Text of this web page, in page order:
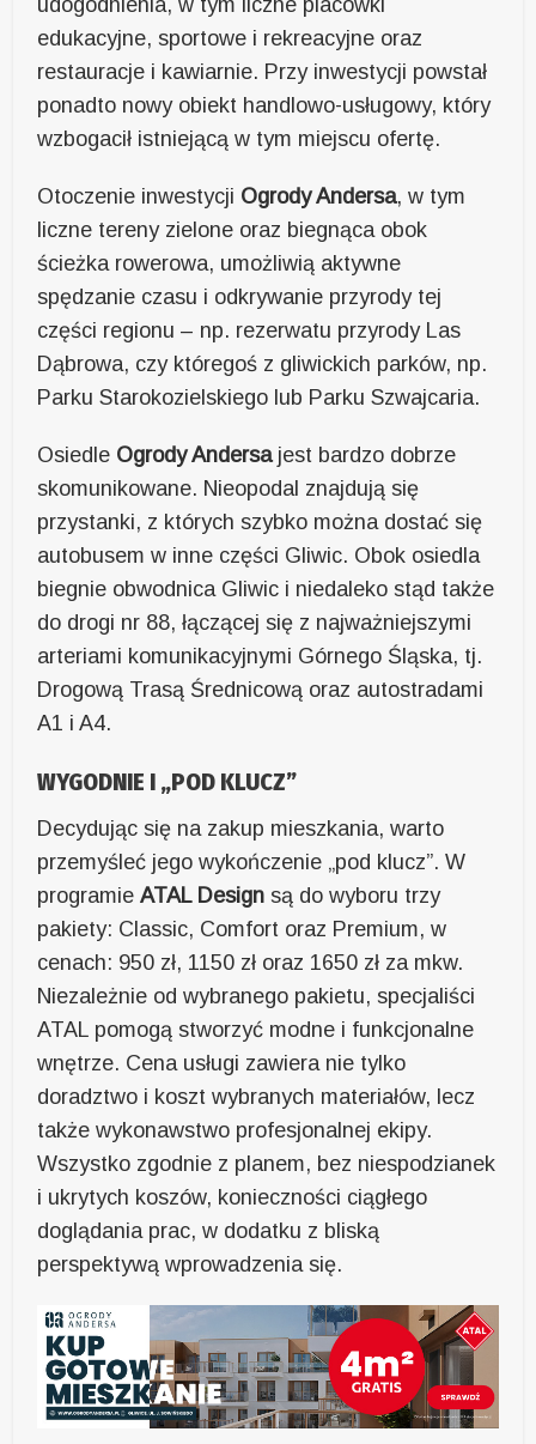
udogodnienia, w tym liczne placówki
edukacyjne, sportowe i rekreacyjne oraz
restauracje i kawiarnie. Przy inwestycji powstał
ponadto nowy obiekt handlowo-usługowy, który
wzbogacił istniejącą w tym miejscu ofertę.
Otoczenie inwestycji Ogrody Andersa, w tym
liczne tereny zielone oraz biegnąca obok
ścieżka rowerowa, umożliwią aktywne
spędzanie czasu i odkrywanie przyrody tej
części regionu – np. rezerwatu przyrody Las
Dąbrowa, czy któregoś z gliwickich parków, np.
Parku Starokozielskiego lub Parku Szwajcaria.
Osiedle Ogrody Andersajest bardzo dobrze
skomunikowane. Nieopodal znajdują się
przystanki, z których szybko można dostać się
autobusem w inne części Gliwic. Obok osiedla
biegnie obwodnica Gliwic i niedaleko stąd także
do drogi nr 88, łączącej się z najważniejszymi
arteriami komunikacyjnymi Górnego Śląska, tj.
Drogową Trasą Średnicową oraz autostradami
A1 i A4.
WYGODNIE I „POD KLUCZ”
Decydując się na zakup mieszkania, warto
przemyśleć jego wykończenie „pod klucz”. W
programieATAL Design są do wyboru trzy
pakiety: Classic, Comfort oraz Premium, w
cenach: 950 zł, 1150 zł oraz 1650 zł za mkw.
Niezależnie od wybranego pakietu, specjaliści
ATAL pomogą stworzyć modne i funkcjonalne
wnętrze. Cena usługi zawiera nie tylko
doradztwo i koszt wybranych materiałów, lecz
także wykonawstwo profesjonalnej ekipy.
Wszystko zgodnie z planem, bez niespodzianek
i ukrytych koszów, konieczności ciągłego
doglądania prac, w dodatku z bliską
perspektywą wprowadzenia się.